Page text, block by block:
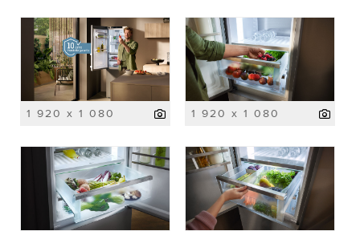
1 920 x 1 080 1 920 x 1 080